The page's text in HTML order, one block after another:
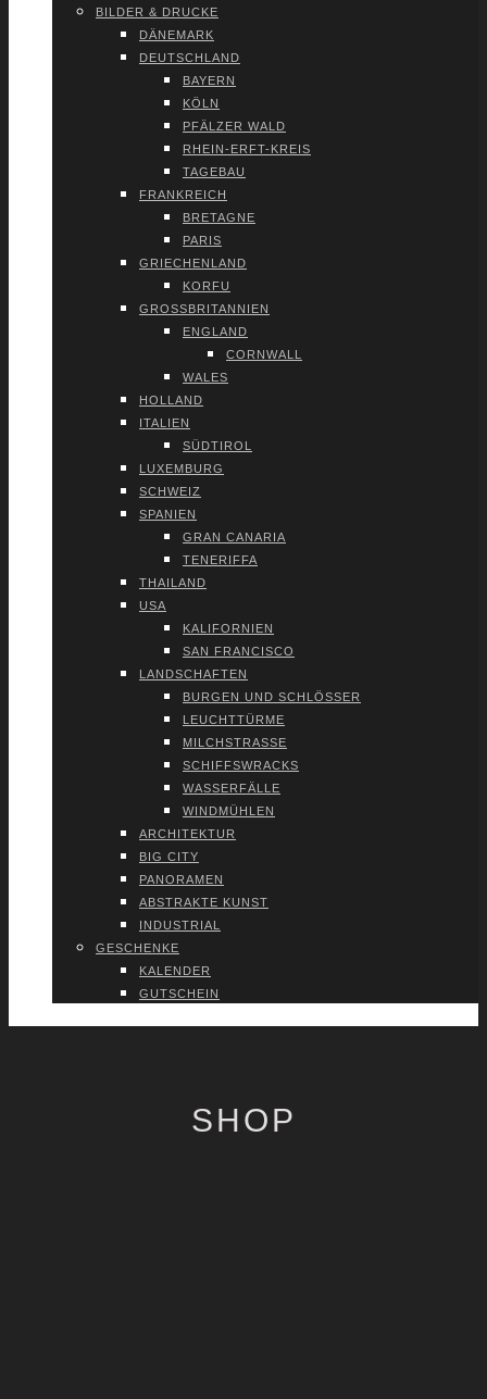
BIL­DER & DRU­CKE
DÄNE­MARK
DEUTSCH­LAND
BAY­ERN
KÖLN
PFÄL­ZER WALD
RHEIN-ERFT-KREIS
TAGE­BAU
FRANK­REICH
BRE­TA­GNE
PARIS
GRIE­CHEN­LAND
KOR­FU
GROSS­BRI­TAN­NI­EN
ENG­LAND
CORN­WALL
WALES
HOL­LAND
ITA­LI­EN
SÜD­TI­ROL
LUXEM­BURG
SCHWEIZ
SPA­NI­EN
GRAN CANA­RIA
TENE­RIF­FA
THAI­LAND
USA
KALI­FOR­NI­EN
SAN FRAN­CIS­CO
LAND­SCHAF­TEN
BUR­GEN UND SCHLÖS­SER
LEUCHT­TÜR­ME
MILCH­STRAS­SE
SCHIFFS­WRACKS
WAS­SER­FÄL­LE
WIND­MÜH­LEN
ARCHI­TEK­TUR
BIG CITY
PAN­ORA­MEN
ABS­TRAK­TE KUNST
INDUS­TRI­AL
GESCHEN­KE
KALEN­DER
GUT­SCHEIN
SHOP